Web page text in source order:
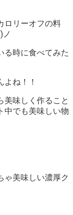
ロリーオフの料
ノ
る時に食べてみた
ね！！
美味しく作ること
中でも美味しい物
ゃ美味しい濃厚ク